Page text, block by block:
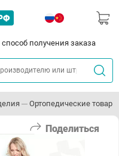
получения заказа
Ортопедические товары
Поделиться